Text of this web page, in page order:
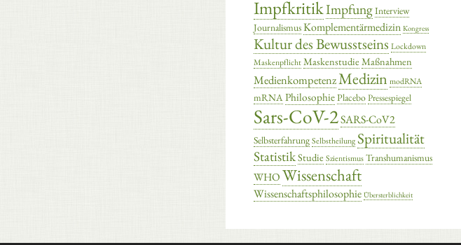
ImpfkritikImpfungInterview
JournalismusKomplementärmedizin Kongress
Kultur des Bewusstseins Lockdown
MaskenpflichtMaskenstudieMaßnahmen
MedienkompetenzMedizin modRNA
mRNA PhilosophiePlaceboPressespiegel
Sars-CoV-2SARS-CoV2
SelbsterfahrungSelbstheilung Spiritualität
StatistikStudieSzientismusTranshumanismus
WHO Wissenschaft
Wissenschaftsphilosophie Übersterblichkeit